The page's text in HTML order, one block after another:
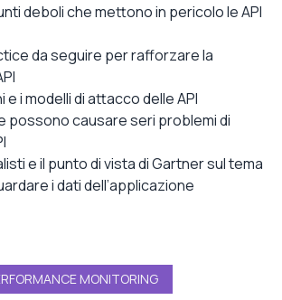
deboli che mettono in pericolo le API
da seguire per rafforzare la
e i modelli di attacco delle API
possono causare seri problemi di
e il punto di vista di Gartner sul tema
i dati dell’applicazione
MONITORING